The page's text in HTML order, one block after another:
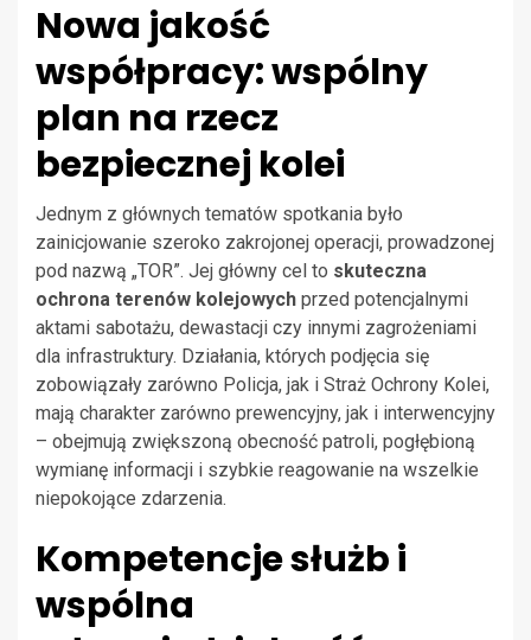
Nowa jakość
współpracy: wspólny
plan na rzecz
bezpiecznej kolei
Jednym z głównych tematów spotkania było
zainicjowanie szeroko zakrojonej operacji, prowadzonej
pod nazwą „TOR”. Jej główny cel to skuteczna
ochrona terenów kolejowych przed potencjalnymi
aktami sabotażu, dewastacji czy innymi zagrożeniami
dla infrastruktury. Działania, których podjęcia się
zobowiązały zarówno Policja, jak i Straż Ochrony Kolei,
mają charakter zarówno prewencyjny, jak i interwencyjny
– obejmują zwiększoną obecność patroli, pogłębioną
wymianę informacji i szybkie reagowanie na wszelkie
niepokojące zdarzenia.
Kompetencje służb i
wspólna